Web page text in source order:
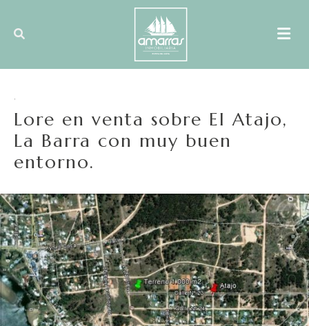
,
Lore en venta sobre El Atajo,
La Barra con muy buen
entorno.